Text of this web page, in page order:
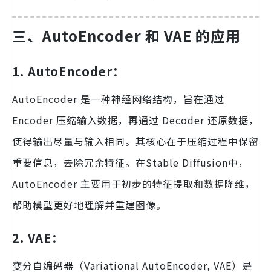
三、AutoEncoder 和 VAE 的应用
1. AutoEncoder：
AutoEncoder 是一种神经网络结构，旨在通过
Encoder 压缩输入数据，再通过 Decoder 还原数据，
使得输出尽量与输入相同。其核心在于压缩过程中保留
重要信息，去除冗余特征。在Stable Diffusion中，
AutoEncoder 主要用于初步的特征提取和数据降维，
帮助模型更好地理解并重建图像。
2. VAE：
变分自编码器（Variational AutoEncoder, VAE）是